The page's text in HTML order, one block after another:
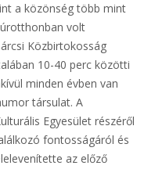
a közönség több mint
volt
Közbirtokosság
10-40 perc közötti
minden évben van
társulat. A
Egyesület részéről
fontosságáról és
az előző